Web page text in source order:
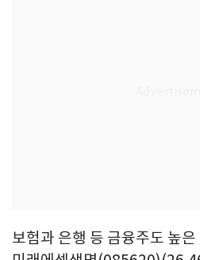
보험과 은행 등 금융주도 높